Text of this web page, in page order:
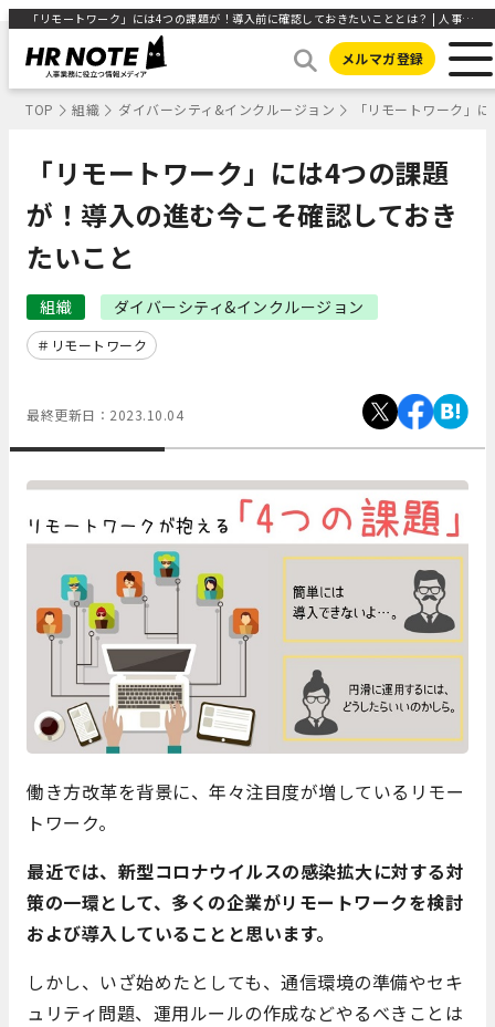
「リモートワーク」には4つの課題が！導入前に確認しておきたいこととは？ | 人事部から企業成長を応援するメディアHR NOTE
メルマガ登録
TOP 組織 ダイバーシティ&インクルージョン 「リモートワーク」
「リモートワーク」には4つの課題
が！導入の進む今こそ確認しておき
たいこと
組織 ダイバーシティ&インクルージョン
リモートワーク
最終更新日： 2023.10.04
働き方改革を背景に、年々注目度が増しているリモー
トワーク。
最近では、新型コロナウイルスの感染拡大に対する対
策の一環として、多くの企業がリモートワークを検討
および導入していることと思います。
しかし、いざ始めたとしても、通信環境の準備やセキ
ュリティ問題、運用ルールの作成などやるべきことは